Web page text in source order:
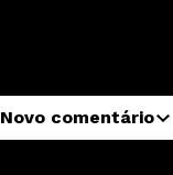
Novo comentário